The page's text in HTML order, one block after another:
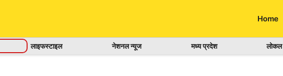
Home
लाइफस्टाइल नेशनल न्यूज मध्य प्रदेश